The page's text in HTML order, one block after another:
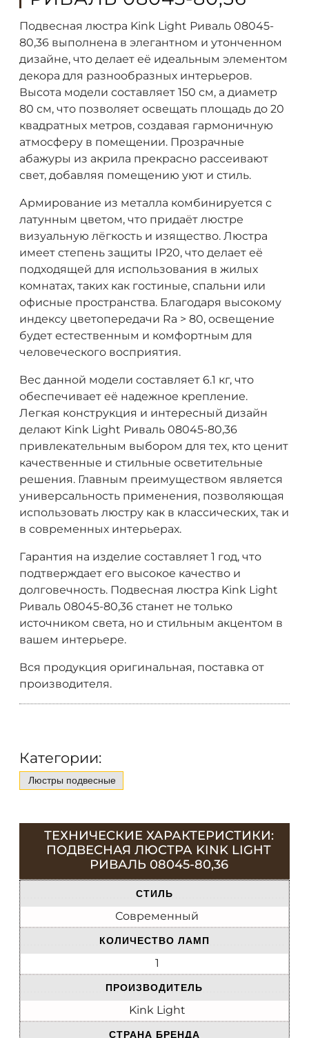
Подвесная люстра Kink Light Риваль 08045-
80,36 выполнена в элегантном и утонченном
дизайне, что делает её идеальным элементом
декора для разнообразных интерьеров.
Высота модели составляет 150 см, а диаметр
80 см, что позволяет освещать площадь до 20
квадратных метров, создавая гармоничную
атмосферу в помещении. Прозрачные
абажуры из акрила прекрасно рассеивают
свет, добавляя помещению уют и стиль.
Армирование из металла комбинируется с
латунным цветом, что придаёт люстре
визуальную лёгкость и изящество. Люстра
имеет степень защиты IP20, что делает её
подходящей для использования в жилых
комнатах, таких как гостиные, спальни или
офисные пространства. Благодаря высокому
индексу цветопередачи Ra > 80, освещение
будет естественным и комфортным для
человеческого восприятия.
Вес данной модели составляет 6.1 кг, что
обеспечивает её надежное крепление.
Легкая конструкция и интересный дизайн
делают Kink Light Риваль 08045-80,36
привлекательным выбором для тех, кто ценит
качественные и стильные осветительные
решения. Главным преимуществом является
универсальность применения, позволяющая
использовать люстру как в классических, так и
в современных интерьерах.
Гарантия на изделие составляет 1 год, что
подтверждает его высокое качество и
долговечность. Подвесная люстра Kink Light
Риваль 08045-80,36 станет не только
источником света, но и стильным акцентом в
вашем интерьере.
Вся продукция оригинальная, поставка от
производителя.
Категории:
Люстры подвесные
ТЕХНИЧЕСКИЕ ХАРАКТЕРИСТИКИ:
ПОДВЕСНАЯ ЛЮСТРА KINK LIGHT
РИВАЛЬ 08045-80,36
СТИЛЬ
Современный
КОЛИЧЕСТВО ЛАМП
1
ПРОИЗВОДИТЕЛЬ
Kink Light
СТРАНА БРЕНДА